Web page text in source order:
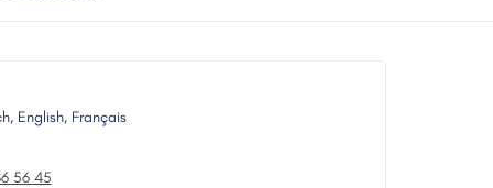
English, Français
56 45